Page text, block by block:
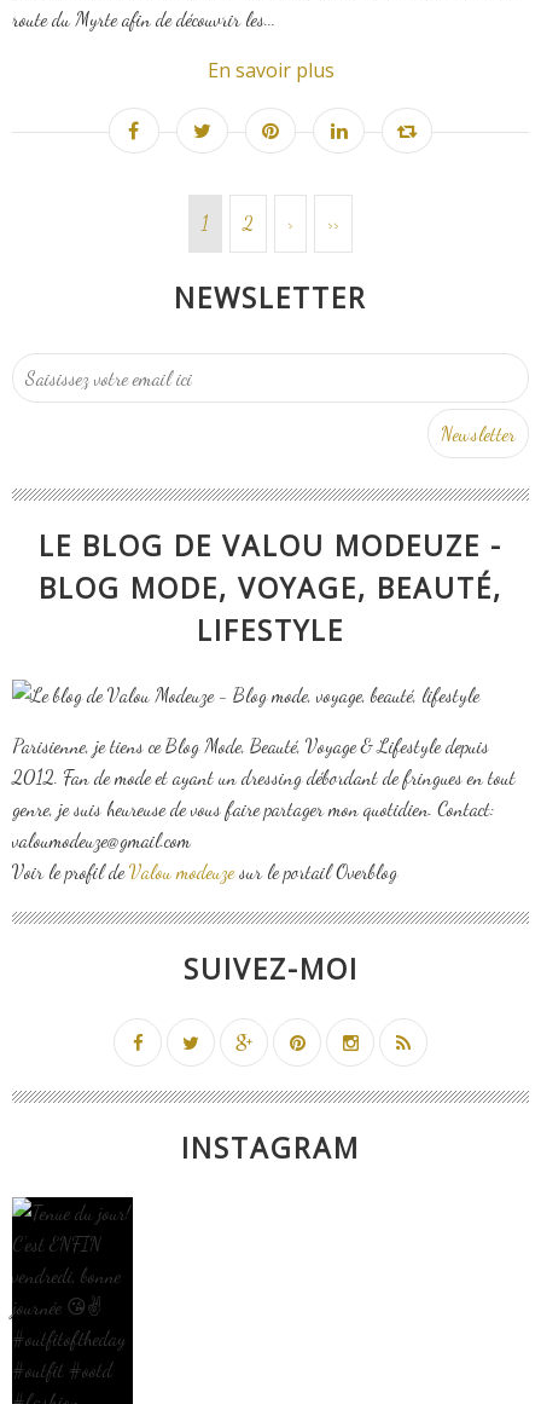
route du Myrte afin de découvrir les...
En savoir plus
1 2 > >>
NEWSLETTER
LE BLOG DE VALOU MODEUZE -
BLOG MODE, VOYAGE, BEAUTÉ,
LIFESTYLE
Parisienne, je tiens ce Blog Mode, Beauté, Voyage & Lifestyle depuis
2012. Fan de mode et ayant un dressing débordant de fringues en tout
genre, je suis heureuse de vous faire partager mon quotidien. Contact:
valoumodeuze@gmail.com
Voir le profil deValou modeuzesur le portail Overblog
SUIVEZ-MOI
INSTAGRAM